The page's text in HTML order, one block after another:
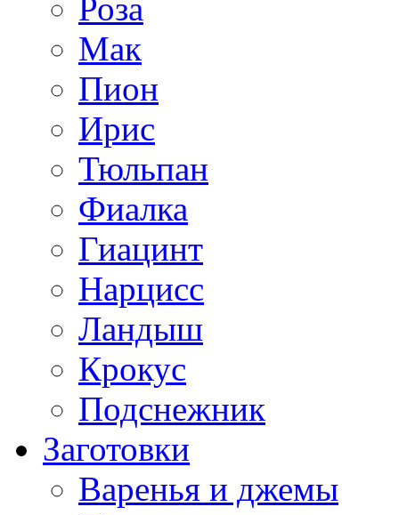
Роза
Мак
Пион
Ирис
Тюльпан
Фиалка
Гиацинт
Нарцисс
Ландыш
Крокус
Подснежник
Заготовки
Варенья и джемы